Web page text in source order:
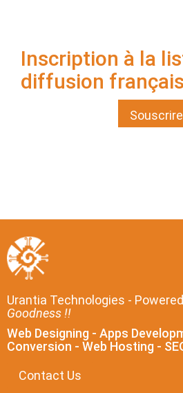
Inscription à la
diffusion
Souscrire
Urantia Technologies -
Goodness !!
Web Designing - Apps
Conversion - Web Hosting -
Contact Us